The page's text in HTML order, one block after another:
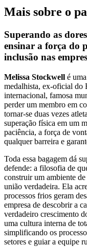
Mais sobre o
Superando as
ensinar a força do
inclusão nas
Melissa Stockwell é
medalhista, ex-oficial do
internacional, famosa
perder um membro em
tornar-se duas vezes
superação física em um
paciência, a força de
qualquer barreira e
Toda essa bagagem dá
defende: a filosofia de
construir um ambiente
união verdadeira. Ela
processos frios geram
empresa de descobrir a
verdadeiro crescimento
uma cultura interna de
simplificando os
setores e guiar a equipe